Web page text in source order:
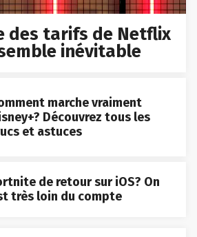
des tarifs de Netflix
inévitable
marche vraiment
Découvrez tous les
et astuces
de retour sur iOS? On
très loin du compte